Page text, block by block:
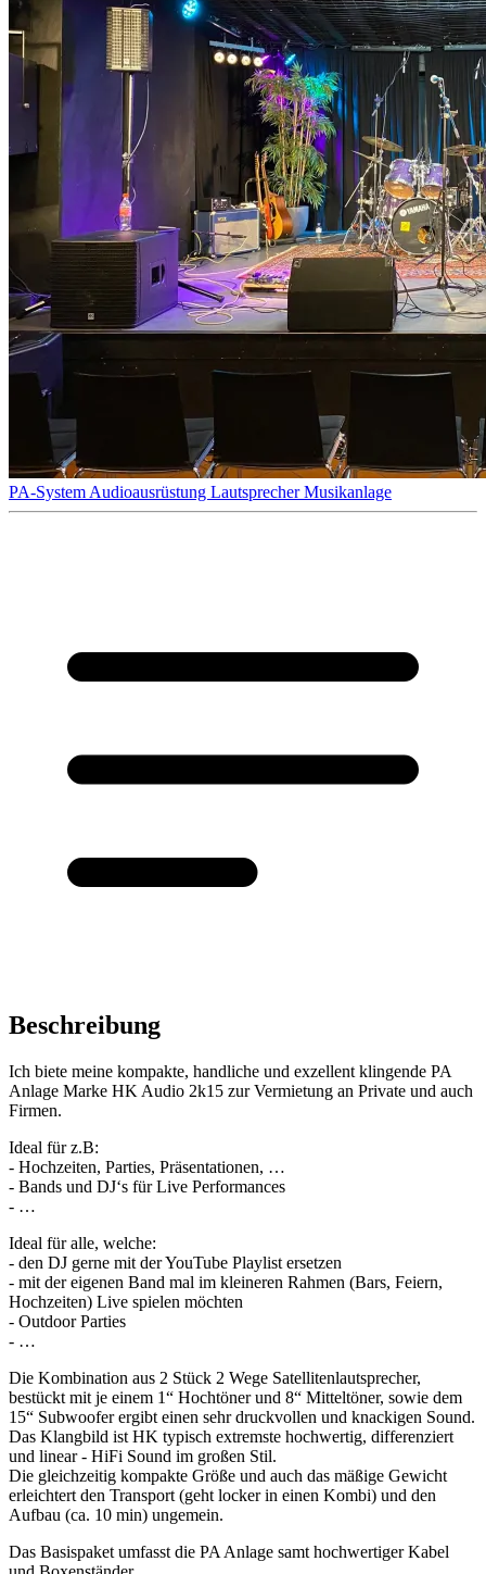
PA-System Audioausrüstung LautsprecherMusikanlage
Beschreibung
Ich biete meine kompakte, handliche und exzellent klingende PA
Anlage Marke HK Audio 2k15 zur Vermietung an Private und auch
Firmen.
Ideal für z.B:
- Hochzeiten, Parties, Präsentationen, …
- Bands und DJ‘s für Live Performances
- …
Ideal für alle, welche:
- den DJ gerne mit der YouTube Playlist ersetzen
- mit der eigenen Band mal im kleineren Rahmen (Bars, Feiern,
Hochzeiten) Live spielen möchten
- Outdoor Parties
- …
Die Kombination aus 2 Stück 2 Wege Satellitenlautsprecher,
bestückt mit je einem 1“ Hochtöner und 8“ Mitteltöner, sowie dem
15“ Subwoofer ergibt einen sehr druckvollen und knackigen Sound.
Das Klangbild ist HK typisch extremste hochwertig, differenziert
und linear - HiFi Sound im großen Stil.
Die gleichzeitig kompakte Größe und auch das mäßige Gewicht
erleichtert den Transport (geht locker in einen Kombi) und den
Aufbau (ca. 10 min) ungemein.
Das Basispaket umfasst die PA Anlage samt hochwertiger Kabel